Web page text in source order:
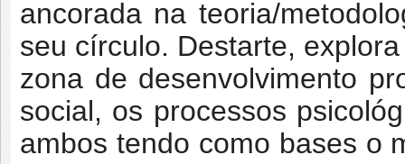
ancorada na teoria/
seu círculo. Destarte,
zona de desenvolvimento
social, os processos
ambos tendo como bases o